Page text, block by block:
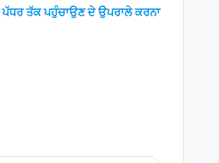
ਪੱਧਰ ਤੱਕ ਪਹੁੰਚਾਉਣ ਦੇ ਉਪਰਾਲੇ ਕਰਨਾ